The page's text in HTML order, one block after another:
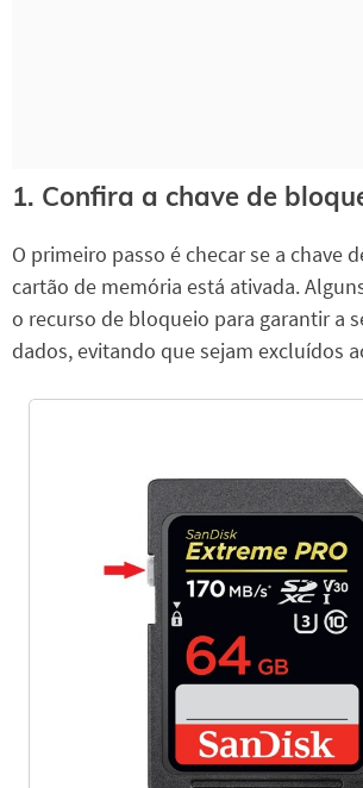
1. Confira a chave de
O primeiro passo é checar se a chave
cartão de memória está ativada.
o recurso de bloqueio para garantir a
dados, evitando que sejam excluídos